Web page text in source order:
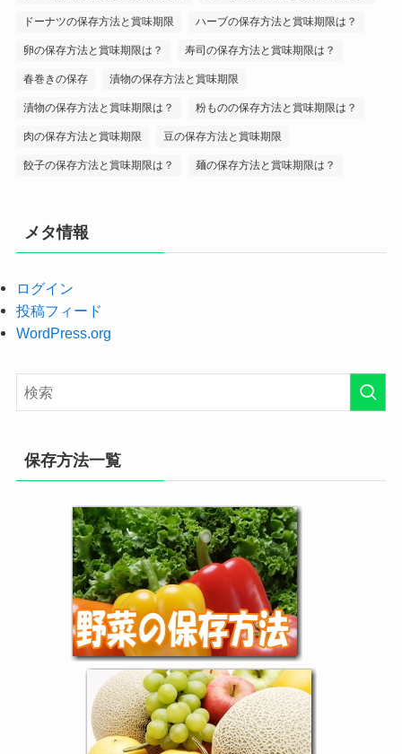
ドーナツの保存方法と賞味期限 ハーブの保存方法と賞味期限は？
卵の保存方法と賞味期限は？ 寿司の保存方法と賞味期限は？
春巻きの保存 漬物の保存方法と賞味期限
漬物の保存方法と賞味期限は？ 粉ものの保存方法と賞味期限は？
肉の保存方法と賞味期限 豆の保存方法と賞味期限
餃子の保存方法と賞味期限は？ 麺の保存方法と賞味期限は？
メタ情報
ログイン
投稿フィード
WordPress.org
保存方法一覧